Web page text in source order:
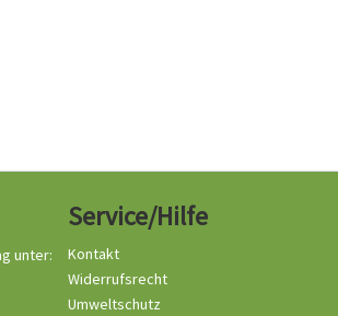
unter:
Service/Hilfe
Kontakt
Widerrufsrecht
Umweltschutz